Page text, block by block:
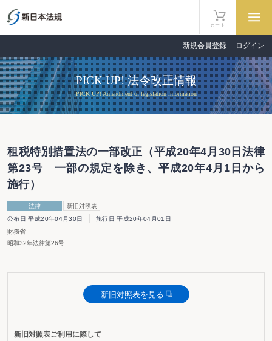
カート
新規会員登録 ログイン
PICK UP! 法令改正情報
PICK UP! Amendment of legislation information
租税特別措置法の一部改正（平成20年4月30日法律
第23号 一部の規定を除き、平成20年4月1日から
施行）
法律
新旧対照表
公布日 平成20年04月30日
施行日 平成20年04月01日
財務省
昭和32年法律第26号
新旧対照表を見る
新旧対照表ご利用に際して